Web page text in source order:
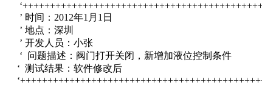
’ 时间：2012年1月1日
’ 地点：深圳
’ 开发人员：小张
‘ 问题描述：阀门打开关闭，新增加液位控制条件
‘ 测试结果：软件修改后